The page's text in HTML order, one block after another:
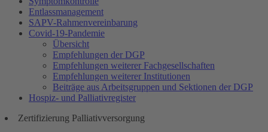
Entlassmanagement
SAPV-Rahmenvereinbarung
Covid-19-Pandemie
Übersicht
Empfehlungen der DGP
Empfehlungen weiterer Fachgesellschaften
Empfehlungen weiterer Institutionen
Beiträge aus Arbeitsgruppen und Sektionen der DGP
Hospiz- und Palliativregister
Zertifizierung Palliativversorgung